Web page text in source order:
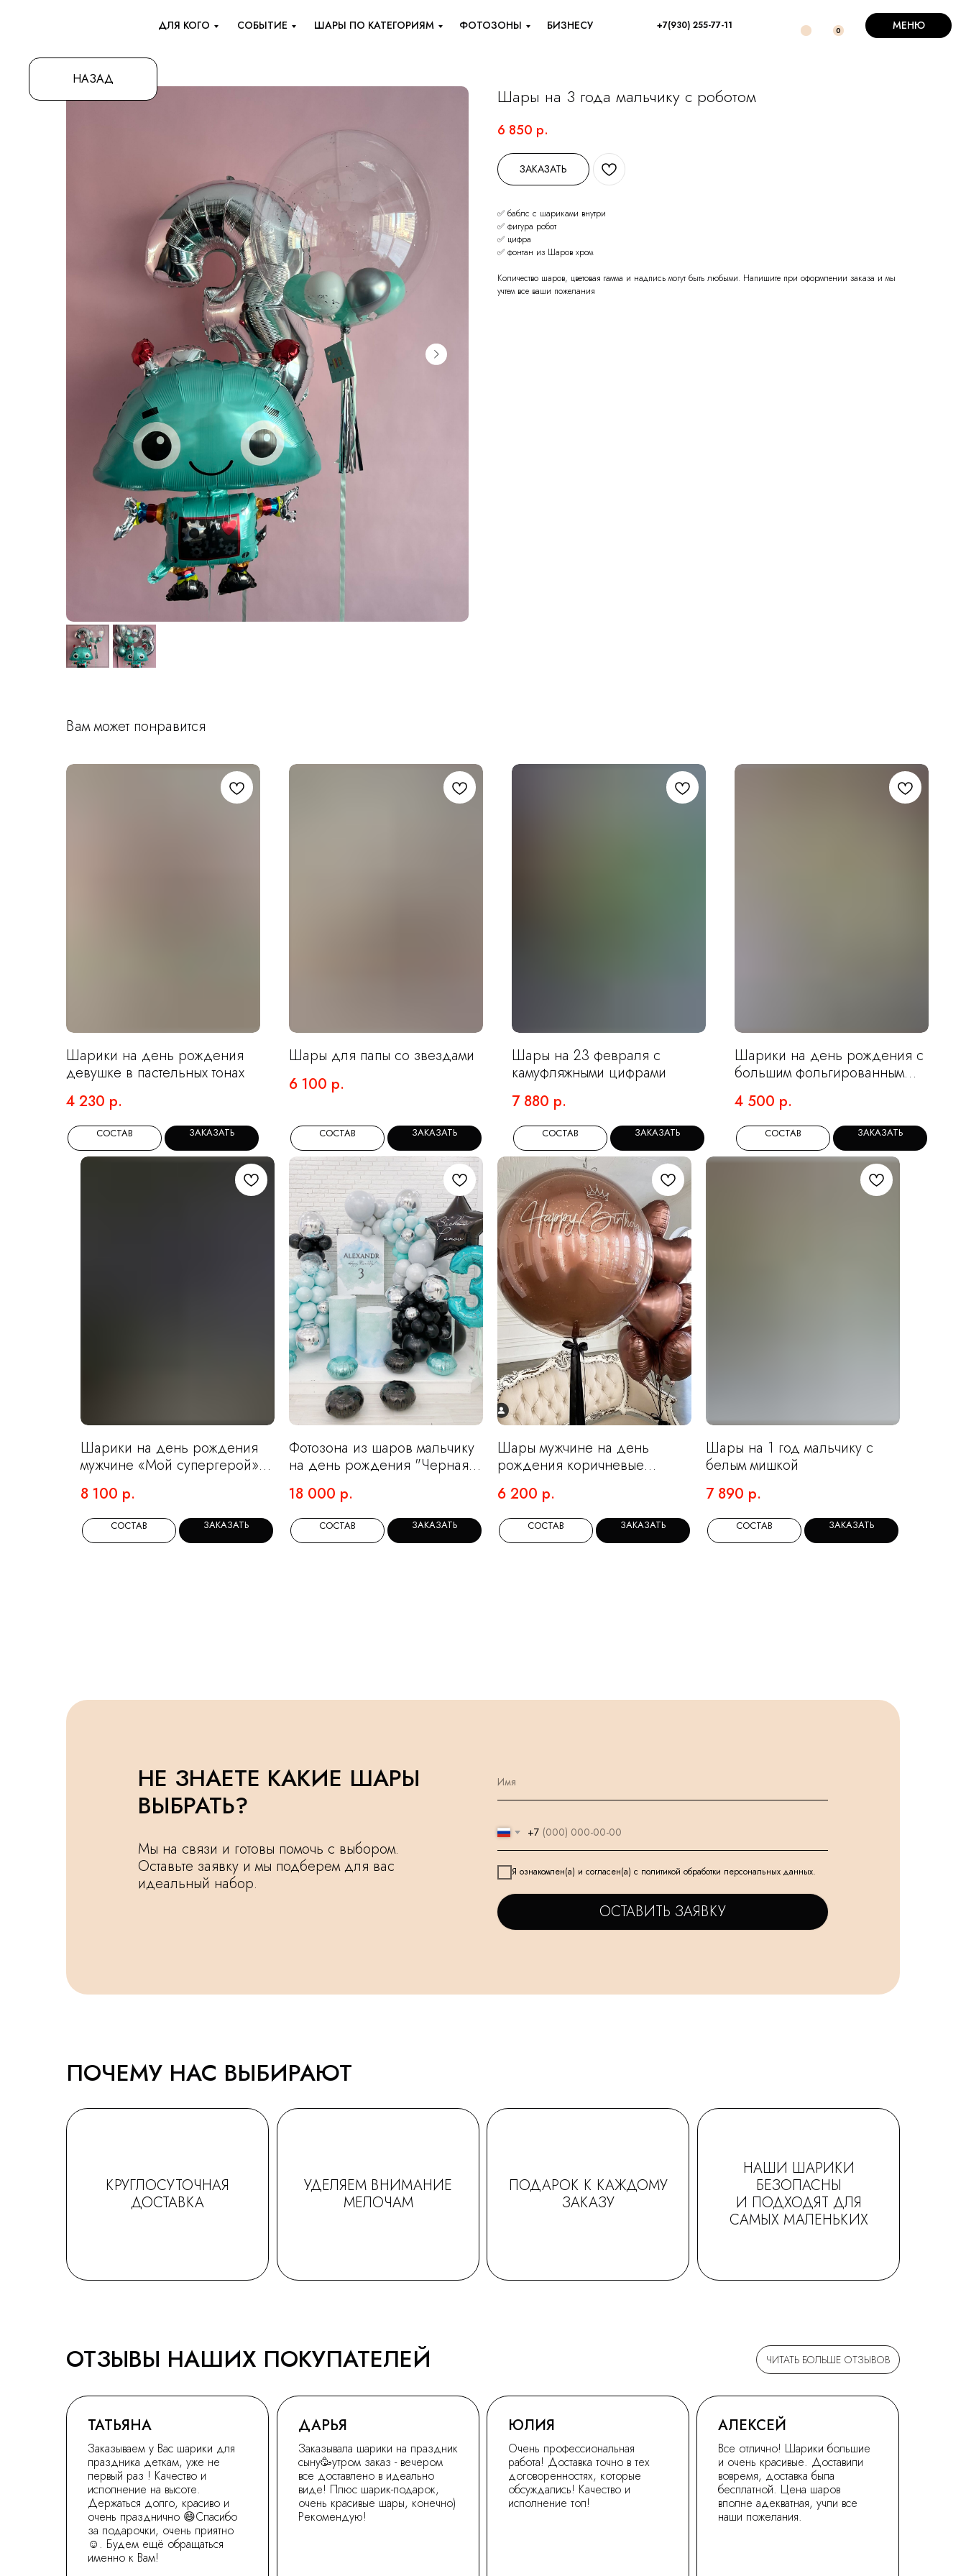
0
+7(930) 255-77-11
БИЗНЕСУ
ФОТОЗОНЫ
ШАРЫ ПО КАТЕГОРИЯМ
СОБЫТИЕ
ДЛЯ КОГО МЕНЮ
НАЗАД
Шары на 3 года мальчику с роботом
6 850 р.
ЗАКАЗАТЬ
✅ баблс с шариками внутри
✅ фигура робот
✅ цифра
✅ фонтан из Шаров хром
Количество шаров, цветовая гамма и надпись могут быть любыми. Напишите при оформлении заказа и мы
учтем все ваши пожелания
Вам может понравится
Шарики на день рождения
девушке в пастельных тонах
4 230 р.
СОСТАВ ЗАКАЗАТЬ
Шары для папы со звездами
6 100 р.
СОСТАВ ЗАКАЗАТЬ
Шары на 23 февраля с
камуфляжными цифрами
7 880 р.
СОСТАВ ЗАКАЗАТЬ
Шарики на день рождения с
большим фольгированным
сердцем
4 500 р.
СОСТАВ ЗАКАЗАТЬ
Шарики на день рождения
мужчине «Мой супергерой» с
синем цвете
8 100 р.
СОСТАВ ЗАКАЗАТЬ
Фотозона из шаров мальчику
на день рождения "Черная
18 000 р.
СОСТАВ ЗАКАЗАТЬ
Шары мужчине на день
рождения коричневые
6 200 р.
СОСТАВ ЗАКАЗАТЬ
Шары на 1 год мальчику с
белым мишкой
7 890 р.
СОСТАВ ЗАКАЗАТЬ
НЕ ЗНАЕТЕ КАКИЕ ШАРЫ
ВЫБРАТЬ?
Мы на связи и готовы помочь с выбором.
Оставьте заявку и мы подберем для вас
идеальный набор.
+7
Я ознакомлен(а) и согласен(а) с политикой обработки персональных данных.
ОСТАВИТЬ ЗАЯВКУ
ПОЧЕМУ НАС ВЫБИРАЮТ
КРУГЛОСУТОЧНАЯ
ДОСТАВКА
УДЕЛЯЕМ ВНИМАНИЕ
МЕЛОЧАМ
ПОДАРОК К КАЖДОМУ
ЗАКАЗУ
НАШИ ШАРИКИ
БЕЗОПАСНЫ
И ПОДХОДЯТ ДЛЯ
САМЫХ МАЛЕНЬКИХ
ЧИТАТЬ БОЛЬШЕ ОТЗЫВОВ
ОТЗЫВЫ НАШИХ ПОКУПАТЕЛЕЙ
Заказывала шарики на праздник
сыну🥳утром заказ - вечером
все доставлено в идеально
виде! Плюс шарик-подарок,
очень красивые шары, конечно)
Рекомендую!
ДАРЬЯ ЮЛИЯ
Очень профессиональная
работа! Доставка точно в тех
договоренностях, которые
обсуждались! Качество и
исполнение топ!
ТАТЬЯНА
Заказываем у Вас шарики для
праздника деткам, уже не
первый раз ! Качество и
исполнение на высоте.
Держаться долго, красиво и
очень празднично 😄Спасибо
за подарочки, очень приятно
☺. Будем ещё обращаться
именно к Вам!
АЛЕКСЕЙ
Все отлично! Шарики большие
и очень красивые. Доставили
вовремя, доставка была
бесплатной. Цена шаров
вполне адекватная, учли все
наши пожелания.